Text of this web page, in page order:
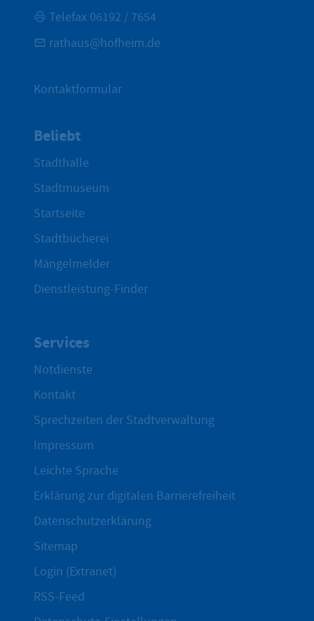
Telefax 06192 / 7654
rathaus@hofheim.de
Kontaktformular
Beliebt
Stadthalle
Stadtmuseum
Startseite
Stadtbücherei
Mängelmelder
Dienstleistung-Finder
Services
Notdienste
Kontakt
Sprechzeiten der Stadtverwaltung
Impressum
Leichte Sprache
Erklärung zur digitalen Barrierefreiheit
Datenschutzerklärung
Sitemap
Login (Extranet)
RSS-Feed